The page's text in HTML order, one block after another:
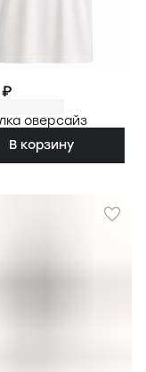
оверсайз
В корзину